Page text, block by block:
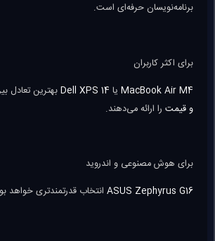
برنامه‌نویسان حرفه‌ای است.
برای اکثر کاربران
MacBook Air M4 یا Dell XPS 14بهترین تعادل
و قیمت را ارائه می‌دهند.
برای هوش مصنوعی و اندروید
ASUS Zephyrus G16 انتخاب قدرتمندتری خواهد